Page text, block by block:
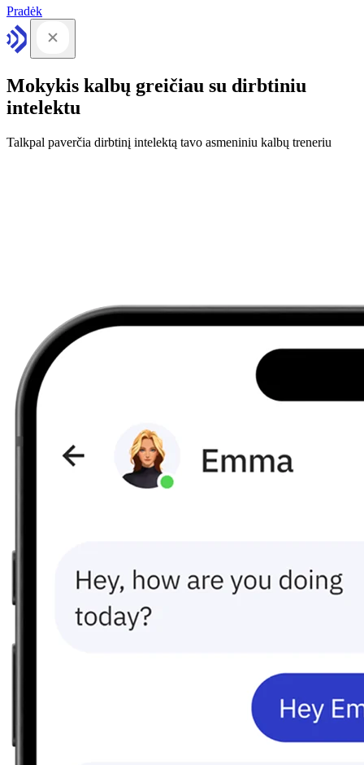
Pradėk
Mokykis kalbų greičiau su dirbtiniu
intelektu
Talkpal paverčia dirbtinį intelektą tavo asmeniniu kalbų treneriu